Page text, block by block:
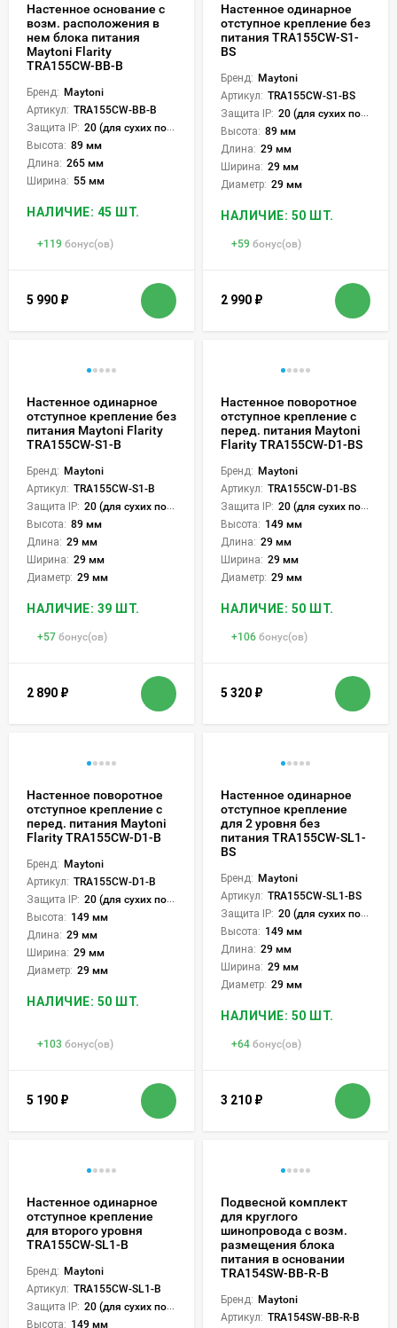
Настенное основание с
возм. расположения в
нем блока питания
Maytoni Flarity
TRA155CW-BB-B
Бренд: Maytoni
Артикул: TRA155CW-BB-B
Защита IP: 20 (для сухих пом.)
Высота: 89 мм
Длина: 265 мм
Ширина: 55 мм
НАЛИЧИЕ: 45 ШТ.
+119 бонус(ов)
5 990 ₽
Настенное одинарное
отступное крепление без
питания TRA155CW-S1-
BS
Бренд: Maytoni
Артикул: TRA155CW-S1-BS
Защита IP: 20 (для сухих пом.)
Высота: 89 мм
Длина: 29 мм
Ширина: 29 мм
Диаметр: 29 мм
НАЛИЧИЕ: 50 ШТ.
+59 бонус(ов)
2 990 ₽
Настенное одинарное
отступное крепление без
питания Maytoni Flarity
TRA155CW-S1-B
Бренд: Maytoni
Артикул: TRA155CW-S1-B
Защита IP: 20 (для сухих пом.)
Высота: 89 мм
Длина: 29 мм
Ширина: 29 мм
Диаметр: 29 мм
НАЛИЧИЕ: 39 ШТ.
+57 бонус(ов)
2 890 ₽
Настенное поворотное
отступное крепление с
перед. питания Maytoni
Flarity TRA155CW-D1-BS
Бренд: Maytoni
Артикул: TRA155CW-D1-BS
Защита IP: 20 (для сухих пом.)
Высота: 149 мм
Длина: 29 мм
Ширина: 29 мм
Диаметр: 29 мм
НАЛИЧИЕ: 50 ШТ.
+106 бонус(ов)
5 320 ₽
Настенное поворотное
отступное крепление с
перед. питания Maytoni
Flarity TRA155CW-D1-B
Бренд: Maytoni
Артикул: TRA155CW-D1-B
Защита IP: 20 (для сухих пом.)
Высота: 149 мм
Длина: 29 мм
Ширина: 29 мм
Диаметр: 29 мм
НАЛИЧИЕ: 50 ШТ.
+103 бонус(ов)
5 190 ₽
Настенное одинарное
отступное крепление
для 2 уровня без
питания TRA155CW-SL1-
BS
Бренд: Maytoni
Артикул: TRA155CW-SL1-BS
Защита IP: 20 (для сухих пом.)
Высота: 149 мм
Длина: 29 мм
Ширина: 29 мм
Диаметр: 29 мм
НАЛИЧИЕ: 50 ШТ.
+64 бонус(ов)
3 210 ₽
Настенное одинарное
отступное крепление
для второго уровня
TRA155CW-SL1-B
Бренд: Maytoni
Артикул: TRA155CW-SL1-B
Защита IP: 20 (для сухих пом.)
Высота: 149 мм
Подвесной комплект
для круглого
шинопровода с возм.
размещения блока
питания в основании
TRA154SW-BB-R-B
Бренд: Maytoni
Артикул: TRA154SW-BB-R-B